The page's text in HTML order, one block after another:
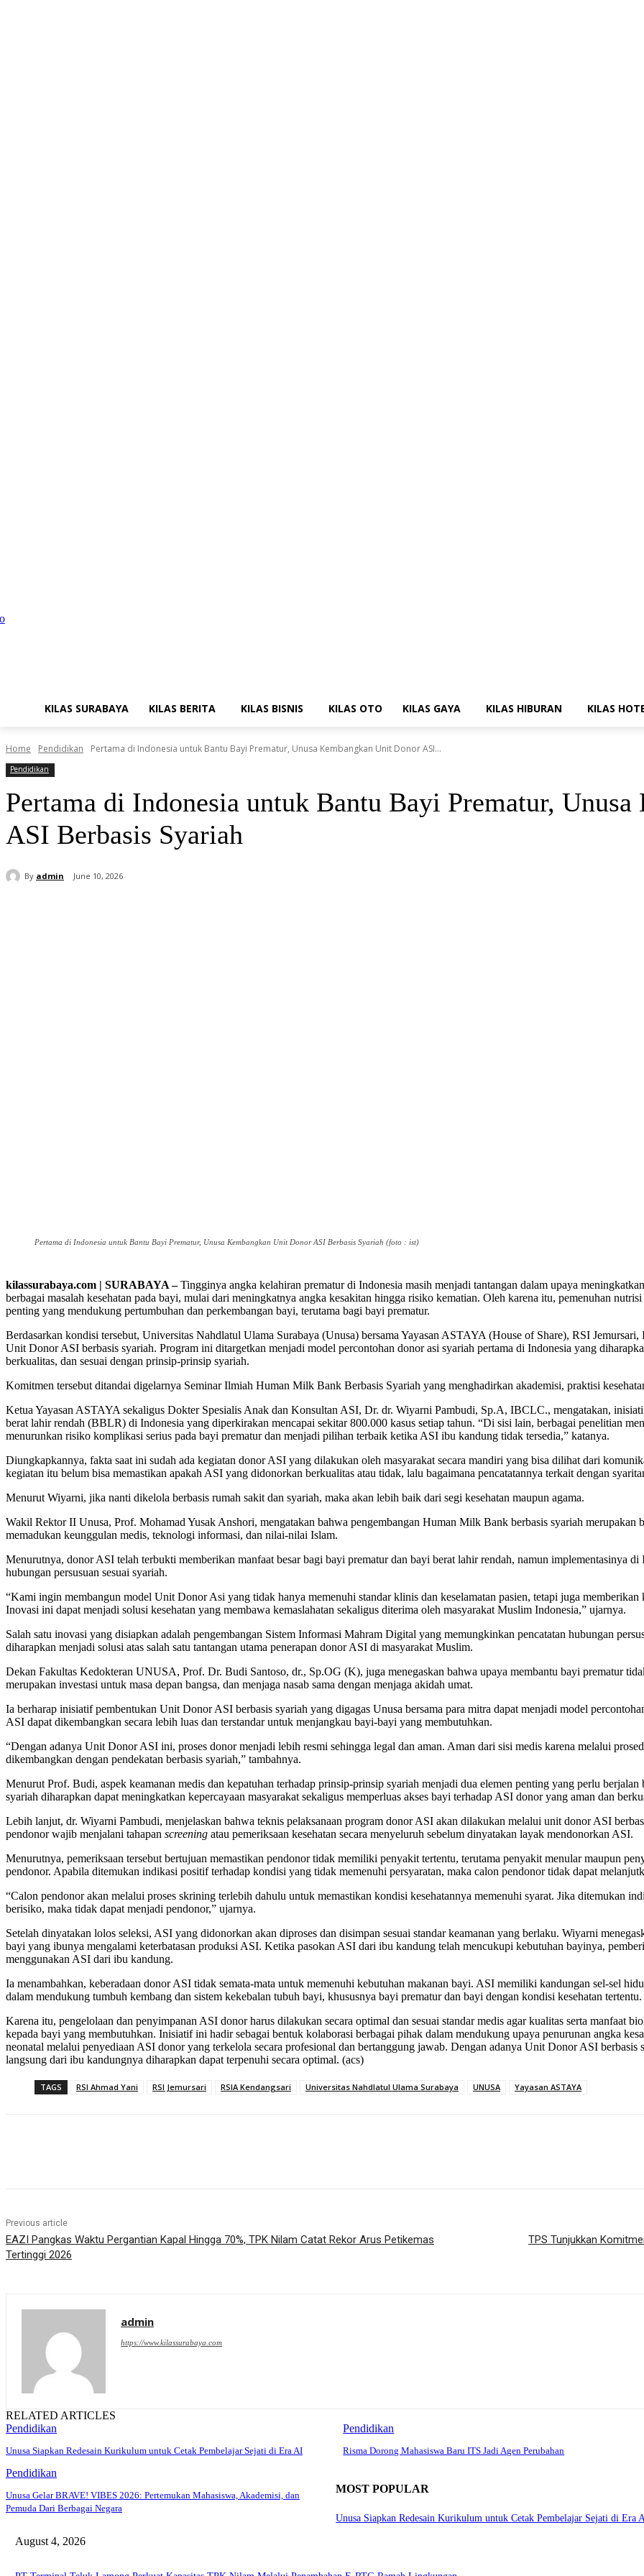
KILAS SURABAYA KILAS BERITA KILAS BISNIS KILAS OTO KILAS GAYA KILAS HIBURAN KILAS
Home Pendidikan Pertama di Indonesia untuk Bantu Bayi Prematur, Unusa Kembangkan Unit Donor ASI...
Pendidikan
Pertama di Indonesia untuk Bantu Bayi Prematur,
ASI Berbasis Syariah
By admin June 10, 2026
Pertama di Indonesia untuk Bantu Bayi Prematur, Unusa Kembangkan Unit Donor ASI Berbasis Syariah (foto : ist)
kilassurabaya.com | SURABAYA –Tingginya angka kelahiran prematur di Indonesia masih menjadi tantangan dalam upaya
berbagai masalah kesehatan pada bayi, mulai dari meningkatnya angka kesakitan hingga risiko kematian. Oleh karena itu, pemenuhan
penting yang mendukung pertumbuhan dan perkembangan bayi, terutama bagi bayi prematur.
Berdasarkan kondisi tersebut, Universitas Nahdlatul Ulama Surabaya (Unusa) bersama Yayasan ASTAYA (House of Share), RSI
Unit Donor ASI berbasis syariah. Program ini ditargetkan menjadi model percontohan donor asi syariah pertama di Indonesia yang
berkualitas, dan sesuai dengan prinsip-prinsip syariah.
Komitmen tersebut ditandai digelarnya Seminar Ilmiah Human Milk Bank Berbasis Syariah yang menghadirkan akademisi, praktisi
Ketua Yayasan ASTAYA sekaligus Dokter Spesialis Anak dan Konsultan ASI, Dr. dr. Wiyarni Pambudi, Sp.A, IBCLC., mengatakan,
berat lahir rendah (BBLR) di Indonesia yang diperkirakan mencapai sekitar 800.000 kasus setiap tahun. “Di sisi lain, berbagai penelitian
menurunkan risiko komplikasi serius pada bayi prematur dan menjadi pilihan terbaik ketika ASI ibu kandung tidak tersedia,” katanya.
Diungkapkannya, fakta saat ini sudah ada kegiatan donor ASI yang dilakukan oleh masyarakat secara mandiri yang bisa dilihat dari
kegiatan itu belum bisa memastikan apakah ASI yang didonorkan berkualitas atau tidak, lalu bagaimana pencatatannya terkait dengan
Menurut Wiyarni, jika nanti dikelola berbasis rumah sakit dan syariah, maka akan lebih baik dari segi kesehatan maupun agama.
Wakil Rektor II Unusa, Prof. Mohamad Yusak Anshori, mengatakan bahwa pengembangan Human Milk Bank berbasis syariah merupakan
memadukan keunggulan medis, teknologi informasi, dan nilai-nilai Islam.
Menurutnya, donor ASI telah terbukti memberikan manfaat besar bagi bayi prematur dan bayi berat lahir rendah, namun implementasinya
hubungan persusuan sesuai syariah.
“Kami ingin membangun model Unit Donor Asi yang tidak hanya memenuhi standar klinis dan keselamatan pasien, tetapi juga
Inovasi ini dapat menjadi solusi kesehatan yang membawa kemaslahatan sekaligus diterima oleh masyarakat Muslim Indonesia,” ujarnya.
Salah satu inovasi yang disiapkan adalah pengembangan Sistem Informasi Mahram Digital yang memungkinkan pencatatan hubungan
diharapkan menjadi solusi atas salah satu tantangan utama penerapan donor ASI di masyarakat Muslim.
Dekan Fakultas Kedokteran UNUSA, Prof. Dr. Budi Santoso, dr., Sp.OG (K), juga menegaskan bahwa upaya membantu bayi prematur
merupakan investasi untuk masa depan bangsa, dan menjaga nasab sama dengan menjaga akidah umat.
Ia berharap inisiatif pembentukan Unit Donor ASI berbasis syariah yang digagas Unusa bersama para mitra dapat menjadi model
ASI dapat dikembangkan secara lebih luas dan terstandar untuk menjangkau bayi-bayi yang membutuhkan.
“Dengan adanya Unit Donor ASI ini, proses donor menjadi lebih resmi sehingga legal dan aman. Aman dari sisi medis karena melalui
dikembangkan dengan pendekatan berbasis syariah,” tambahnya.
Menurut Prof. Budi, aspek keamanan medis dan kepatuhan terhadap prinsip-prinsip syariah menjadi dua elemen penting yang perlu
syariah diharapkan dapat meningkatkan kepercayaan masyarakat sekaligus memperluas akses bayi terhadap ASI donor yang aman dan
Lebih lanjut, dr. Wiyarni Pambudi, menjelaskan bahwa teknis pelaksanaan program donor ASI akan dilakukan melalui unit donor ASI
pendonor wajib menjalani tahapan screening atau pemeriksaan kesehatan secara menyeluruh sebelum dinyatakan layak mendonorkan ASI.
Menurutnya, pemeriksaan tersebut bertujuan memastikan pendonor tidak memiliki penyakit tertentu, terutama penyakit menular maupun
pendonor. Apabila ditemukan indikasi positif terhadap kondisi yang tidak memenuhi persyaratan, maka calon pendonor tidak dapat
“Calon pendonor akan melalui proses skrining terlebih dahulu untuk memastikan kondisi kesehatannya memenuhi syarat. Jika ditemukan
berisiko, maka tidak dapat menjadi pendonor,” ujarnya.
Setelah dinyatakan lolos seleksi, ASI yang didonorkan akan diproses dan disimpan sesuai standar keamanan yang berlaku. Wiyarni
bayi yang ibunya mengalami keterbatasan produksi ASI. Ketika pasokan ASI dari ibu kandung telah mencukupi kebutuhan bayinya,
menggunakan ASI dari ibu kandung.
Ia menambahkan, keberadaan donor ASI tidak semata-mata untuk memenuhi kebutuhan makanan bayi. ASI memiliki kandungan sel-sel
dalam mendukung tumbuh kembang dan sistem kekebalan tubuh bayi, khususnya bayi prematur dan bayi dengan kondisi kesehatan tertentu.
Karena itu, pengelolaan dan penyimpanan ASI donor harus dilakukan secara optimal dan sesuai standar medis agar kualitas serta manfaat
kepada bayi yang membutuhkan. Inisiatif ini hadir sebagai bentuk kolaborasi berbagai pihak dalam mendukung upaya penurunan angka
neonatal melalui penyediaan ASI donor yang terkelola secara profesional dan bertanggung jawab. Dengan adanya Unit Donor ASI
langsung dari ibu kandungnya diharapkan dapat terpenuhi secara optimal. (acs)
TAGS RSI Ahmad Yani RSI Jemursari RSIA Kendangsari Universitas Nahdlatul Ulama Surabaya UNUSA Yayasan ASTAYA
Previous article
EAZI Pangkas Waktu Pergantian Kapal Hingga 70%, TPK Nilam Catat Rekor Arus Petikemas
Tertinggi 2026
TPS Tunjukkan
admin
https://www.kilassurabaya.com
RELATED ARTICLES
Pendidikan
Unusa Siapkan Redesain Kurikulum untuk Cetak Pembelajar Sejati di Era AI
Pendidikan
Risma Dorong Mahasiswa Baru ITS Jadi Agen Perubahan
Pendidikan
Unusa Gelar BRAVE! VIBES 2026: Pertemukan Mahasiswa, Akademisi, dan
Pemuda Dari Berbagai Negara
MOST POPULAR
Unusa Siapkan Redesain Kurikulum untuk Cetak Pembelajar Sejati di Era
August 4, 2026